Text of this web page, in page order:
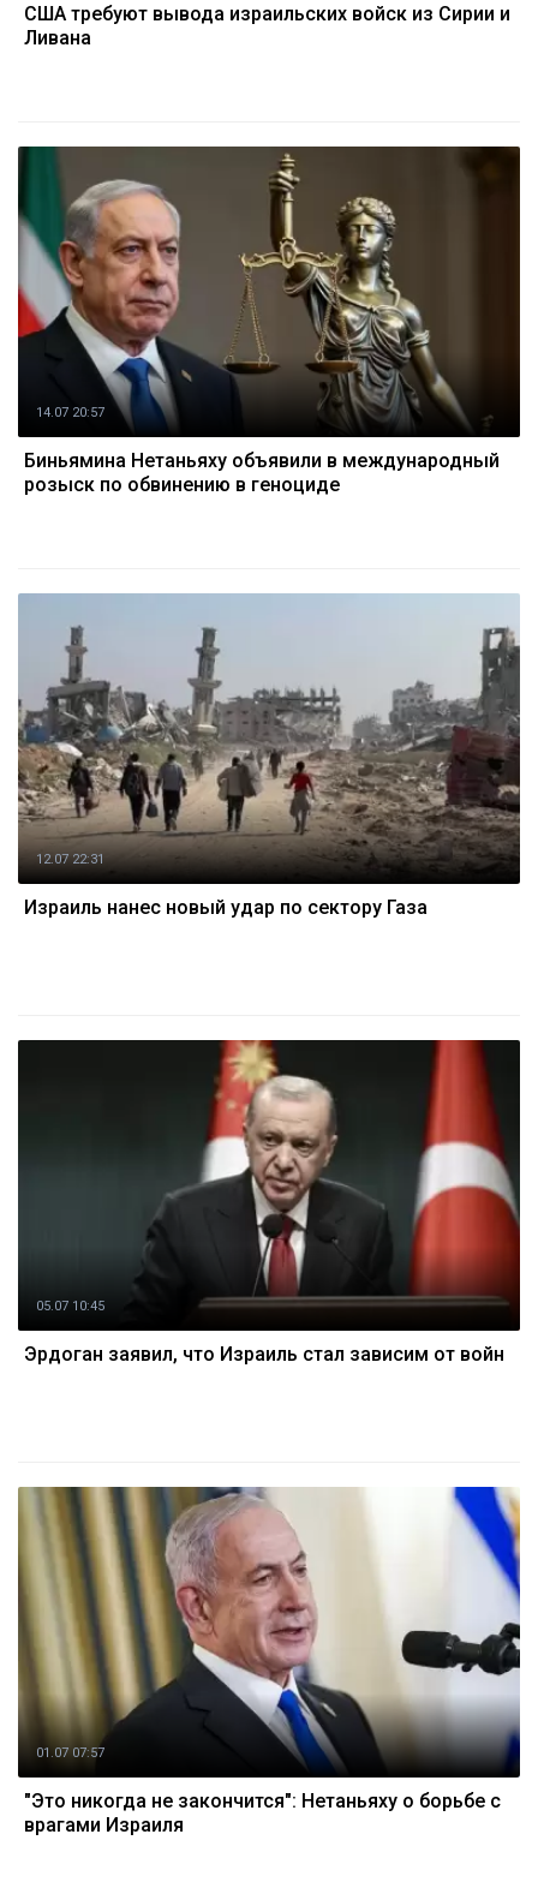
США требуют вывода израильских войск из Сирии и
Ливана
14.07 20:57
Биньямина Нетаньяху объявили в международный
розыск по обвинению в геноциде
12.07 22:31
Израиль нанес новый удар по сектору Газа
05.07 10:45
Эрдоган заявил, что Израиль стал зависим от войн
01.07 07:57
"Это никогда не закончится": Нетаньяху о борьбе с
врагами Израиля